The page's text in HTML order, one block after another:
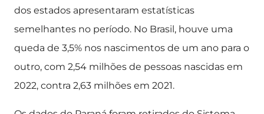
dos estados apresentaram estatísticas
semelhantes no período. No Brasil, houve uma
queda de 3,5% nos nascimentos de um ano para o
outro, com 2,54 milhões de pessoas nascidas em
2022, contra 2,63 milhões em 2021.